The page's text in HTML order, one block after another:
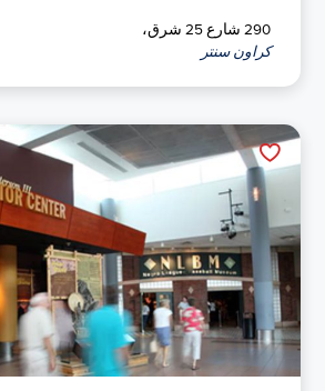
290 شارع 25 شرق،
كراون سنتر